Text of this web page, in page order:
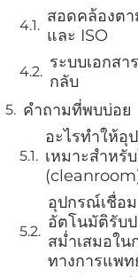
สอดคล้องต
และ ISO
ระบบเอกส
กลับ
คำถามที่พบบ่อย
อะไรทำให้อุ
เหมาะสำหรั
อุปกรณ์เชื่อ
อัตโนมัติรับ
สม่ำเสมอใ
ทางการแพท